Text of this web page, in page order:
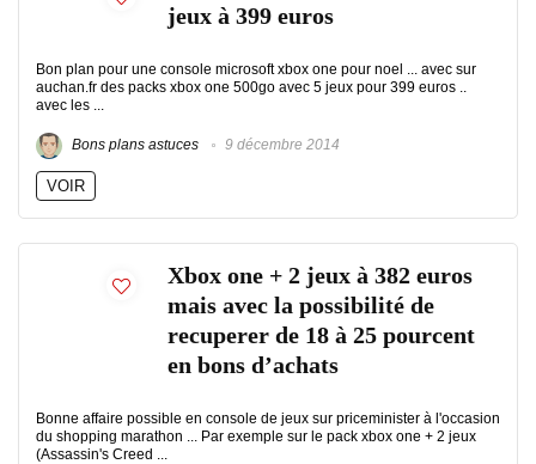
jeux à 399 euros
Bon plan pour une console microsoft xbox one pour noel ... avec sur
auchan.fr des packs xbox one 500go avec 5 jeux pour 399 euros ..
avec les ...
Bons plans astuces 9 décembre 2014
VOIR
Xbox one + 2 jeux à 382 euros
mais avec la possibilité de
recuperer de 18 à 25 pourcent
en bons d’achats
Bonne affaire possible en console de jeux sur priceminister à l'occasion
du shopping marathon ... Par exemple sur le pack xbox one + 2 jeux
(Assassin's Creed ...